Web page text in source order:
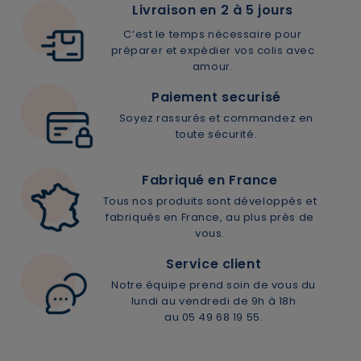
Livraison en 2 à 5 jours
C’est le temps nécessaire pour
préparer et expédier vos colis avec
amour.
Paiement securisé
Soyez rassurés et commandez en
toute sécurité.
Fabriqué en France
Tous nos produits sont développés et
fabriqués en France, au plus près de
vous.
Service client
Notre équipe prend soin de vous du
lundi au vendredi de 9h à 18h
au 05 49 68 19 55.